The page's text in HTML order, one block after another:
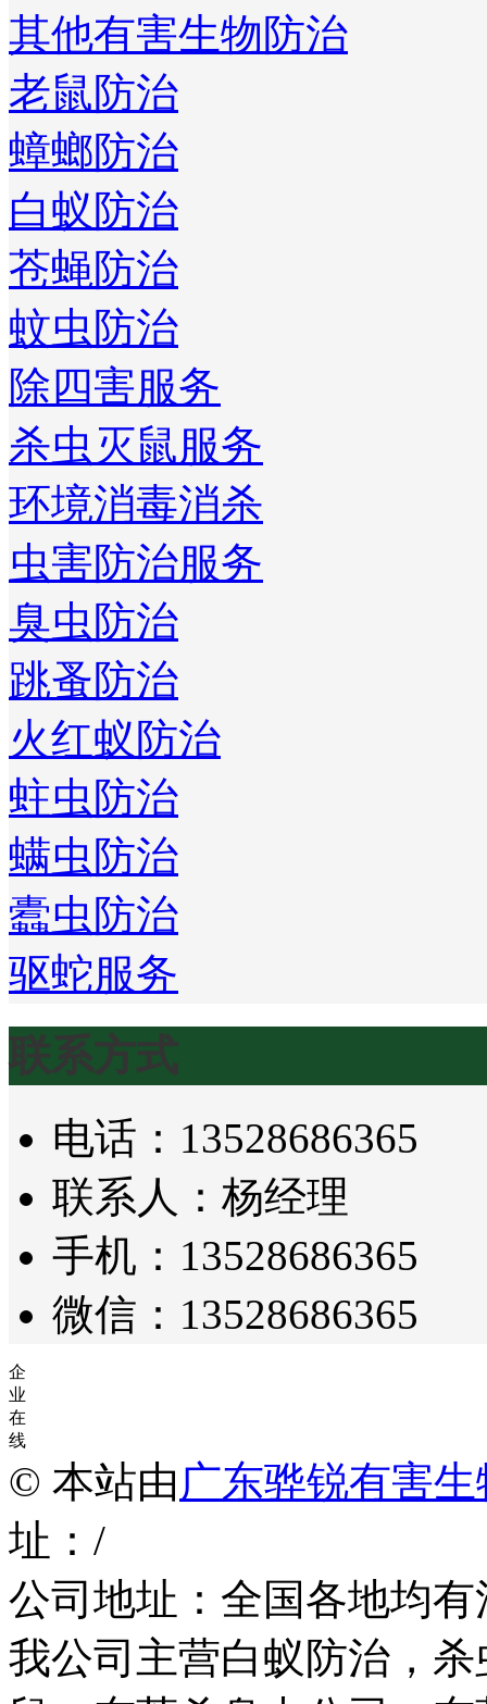
其他有害生物防治
老鼠防治
蟑螂防治
白蚁防治
苍蝇防治
蚊虫防治
除四害服务
杀虫灭鼠服务
环境消毒消杀
虫害防治服务
臭虫防治
跳蚤防治
火红蚁防治
蛀虫防治
螨虫防治
蠹虫防治
驱蛇服务
联系方式
电话：13528686365
联系人：杨经理
手机：13528686365
微信：13528686365
企
业
在
线
© 本站由 广东骅锐有害
址：/
公司地址：全国各地均
我公司主营白蚁防治，